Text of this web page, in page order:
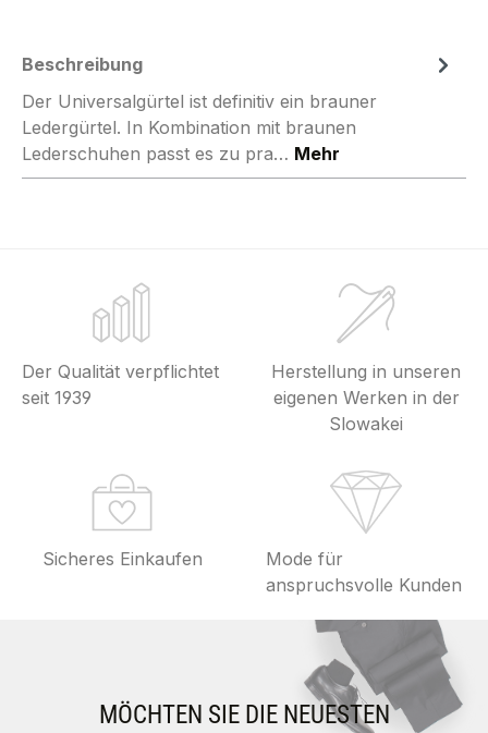
Beschreibung
Der Universalgürtel ist definitiv ein brauner
Ledergürtel. In Kombination mit braunen
Lederschuhen passt es zu pra… Mehr
Der Qualität verpflichtet
seit 1939
Herstellung in unseren
eigenen Werken in der
Slowakei
Sicheres Einkaufen
Mode für
anspruchsvolle Kunden
MÖCHTEN SIE DIE NEUESTEN